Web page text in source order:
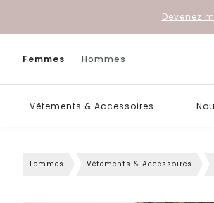
Devenez
Femmes Hommes
Vêtements & Accessoires
Femmes Vêtements & Accessoires